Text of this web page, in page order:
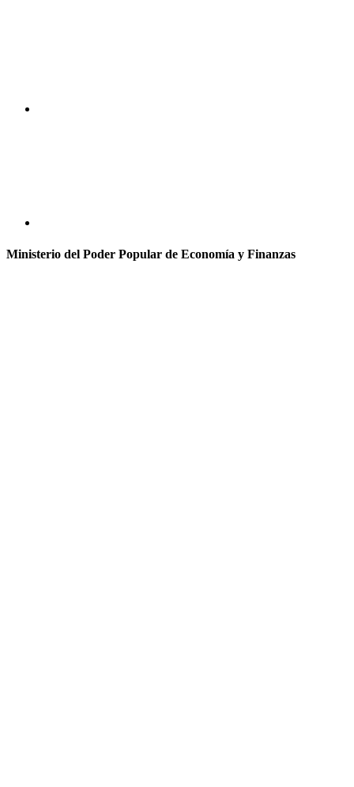
Ministerio del Poder Popular de Economía y Finanzas